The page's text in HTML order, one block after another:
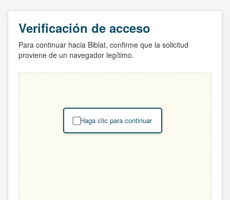
Verificación de acceso
Para continuar hacia Biblat, confirme que la solicitud
proviene de un navegador legítimo.
Haga clic para continuar